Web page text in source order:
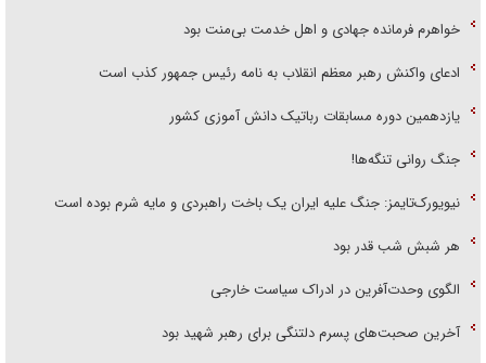
خواهرم فرمانده جهادی و اهل خدمت بی‌منت بود
ادعای واکنش رهبر معظم انقلاب به نامه رئیس جمهور کذب است
یازدهمین دوره مسابقات رباتیک دانش آموزی کشور
جنگ روانی تنگه‌ها!
نیویورک‌تایمز: جنگ علیه ایران یک باخت راهبردی و مایه شرم بوده است
هر شبش شب قدر بود
الگوی وحدت‌آفرین در ادراک سیاست خارجی
آخرین صحبت‌های پسرم دلتنگی برای رهبر شهید بود